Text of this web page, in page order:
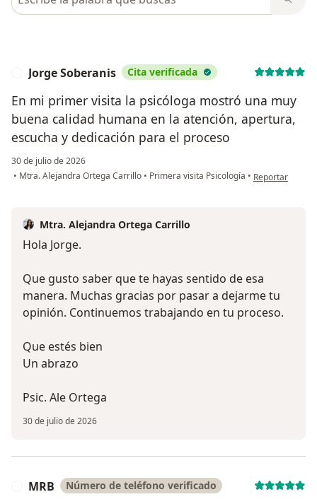
Jorge Soberanis Cita verificada
En mi primer visita la psicóloga mostró una muy
buena calidad humana en la atención, apertura,
escucha y dedicación para el proceso
30 de julio de 2026
• Mtra. Alejandra Ortega Carrillo • Primera visita Psicología • en opinión del
Reportar
Mtra. Alejandra Ortega Carrillo
Hola Jorge.
Que gusto saber que te hayas sentido de esa
manera. Muchas gracias por pasar a dejarme tu
opinión. Continuemos trabajando en tu proceso.
Que estés bien
Un abrazo
Psic. Ale Ortega
30 de julio de 2026
MRB Número de teléfono verificado